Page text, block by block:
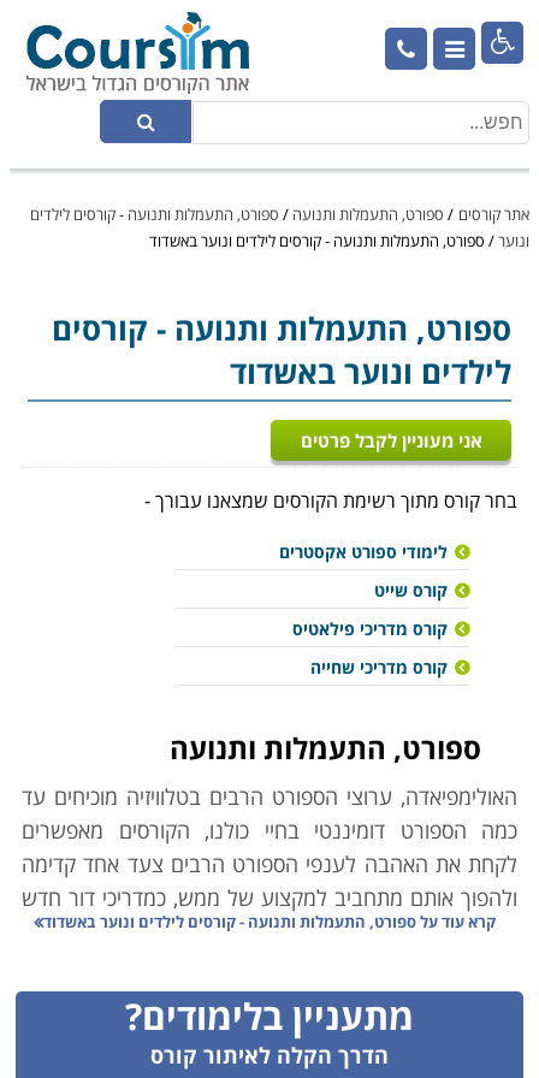

אתר קורסים / ספורט, התעמלות ותנועה / ספורט, התעמלות ותנועה - קורסים לילדים
ונוער/ ספורט, התעמלות ותנועה - קורסים לילדים ונוער באשדוד
ספורט, התעמלות ותנועה - קורסים
לילדים ונוער באשדוד
אני מעוניין לקבל פרטים
בחר קורס מתוך רשימת הקורסים שמצאנו עבורך -
לימודי ספורט אקסטרים
קורס שייט
קורס מדריכי פילאטיס
קורס מדריכי שחייה
ספורט, התעמלות ותנועה
האולימפיאדה, ערוצי הספורט הרבים בטלוויזיה מוכיחים עד
כמה הספורט דומיננטי בחיי כולנו, הקורסים מאפשרים
לקחת את האהבה לענפי הספורט הרבים צעד אחד קדימה
ולהפוך אותם מתחביב למקצוע של ממש, כמדריכי דור חדש
של ספורטאים.
קורס מאמני כדורגל
להיות מאמן כדורגל, משמעותו להבין את מהות המשחק
באופן המעמיק ביותר, שימוש בטכניקות משחק מתקדמות
קרא עוד עלספורט, התעמלות ותנועה - קורסים לילדים ונוער באשדוד
מתעניין בלימודים?
הדרך הקלה לאיתור קורס